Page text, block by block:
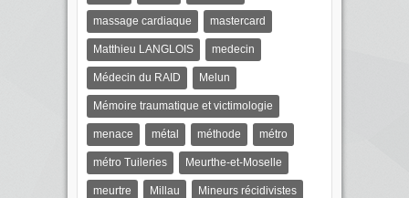
massage cardiaque mastercard
Matthieu LANGLOIS medecin
Médecin du RAID Melun
Mémoire traumatique et victimologie
menace métal méthode métro
métro Tuileries Meurthe-et-Moselle
meurtre Millau Mineurs récidivistes